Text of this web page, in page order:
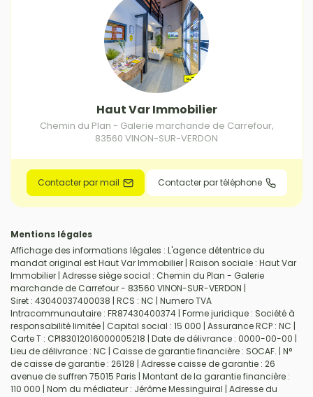
Haut Var Immobilier
Chemin du Plan - Galerie marchande de Carrefour,
83560 VINON-SUR-VERDON
Contacter par mail Contacter par téléphone
Mentions légales
Affichage des informations légales : L'agence détentrice du
mandat original est Haut Var Immobilier | Raison sociale : Haut Var
Immobilier | Adresse siège social : Chemin du Plan - Galerie
marchande de Carrefour - 83560 VINON-SUR-VERDON |
Siret : 43040037400038 | RCS : NC | Numero TVA
Intracommunautaire : FR87430400374 | Forme juridique : Société à
responsabilité limitée | Capital social : 15 000 | Assurance RCP : NC |
Carte T : CPI83012016000005218 | Date de délivrance : 0000-00-00 |
Lieu de délivrance : NC | Caisse de garantie financière : SOCAF. | N°
de caisse de garantie : 26128 | Adresse caisse de garantie : 26
avenue de suffren 75015 Paris | Montant de la garantie financière :
110 000 | Nom du médiateur : Jérôme Messinguiral | Adresse du